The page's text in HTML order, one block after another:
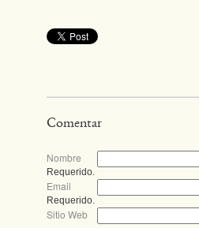
Comentar
Nombre
Requerido.
Email
Requerido.
Sitio Web